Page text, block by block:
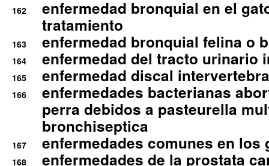
162
enfermedad bronquial en el
tratamiento
163 enfermedad bronquial felina o
164 enfermedad del tracto urinario
165 enfermedad discal
166
enfermedades bacterianas
perra debidos a pasteurella
bronchiseptica
167 enfermedades comunes en los
168 enfermedades de la prostata